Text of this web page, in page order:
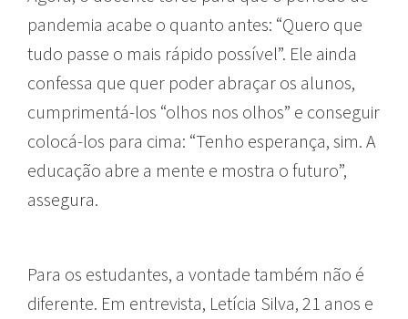
pandemia acabe o quanto antes: “Quero que
tudo passe o mais rápido possível”. Ele ainda
confessa que quer poder abraçar os alunos,
cumprimentá-los “olhos nos olhos” e conseguir
colocá-los para cima: “Tenho esperança, sim. A
educação abre a mente e mostra o futuro”,
assegura.
Para os estudantes, a vontade também não é
diferente. Em entrevista, Letícia Silva, 21 anos e